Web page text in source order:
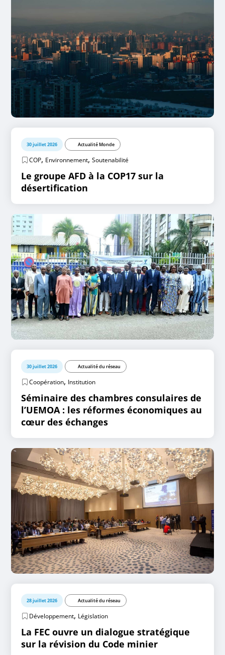
30 juillet 2026 Actualité Monde
COP, Environnement,Soutenabilité
Le groupe AFD à la COP17 sur la
désertification
30 juillet 2026 Actualité du réseau
Coopération, Institution
Séminaire des chambres consulaires de
l’UEMOA : les réformes économiques au
cœur des échanges
28 juillet 2026 Actualité du réseau
Développement, Législation
La FEC ouvre un dialogue stratégique
sur la révision du Code minier